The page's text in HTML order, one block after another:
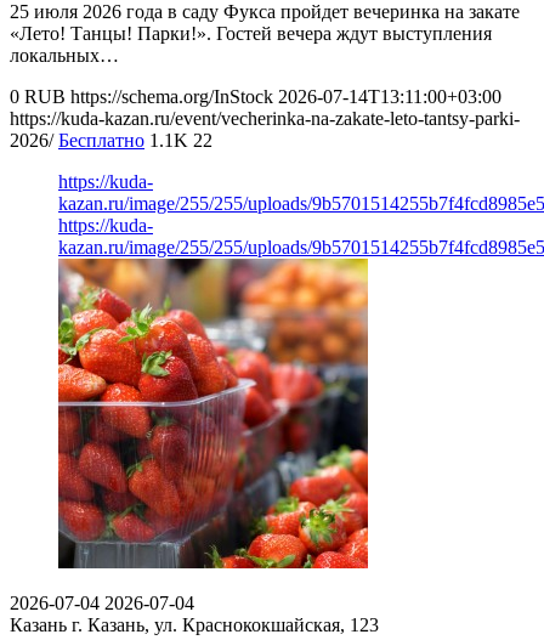
25 июля 2026 года в саду Фукса пройдет вечеринка на закате
«Лето! Танцы! Парки!». Гостей вечера ждут выступления
локальных…
0 RUB https://schema.org/InStock 2026-07-14T13:11:00+03:00
https://kuda-kazan.ru/event/vecherinka-na-zakate-leto-tantsy-parki-
2026/ Бесплатно 1.1K 22
https://kuda-
kazan.ru/image/255/255/uploads/
https://kuda-
kazan.ru/image/255/255/uploads/
2026-07-04 2026-07-04
Казань г. Казань, ул. Краснококшайская, 123